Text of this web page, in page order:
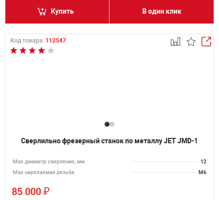
Купить В один клик
Код товара: 112547
Сверлильно фрезерный станок по металлу JET JMD-1
Мах диаметр сверления, мм
12
Мах нарезаемая резьба
M6
85 000 ₽